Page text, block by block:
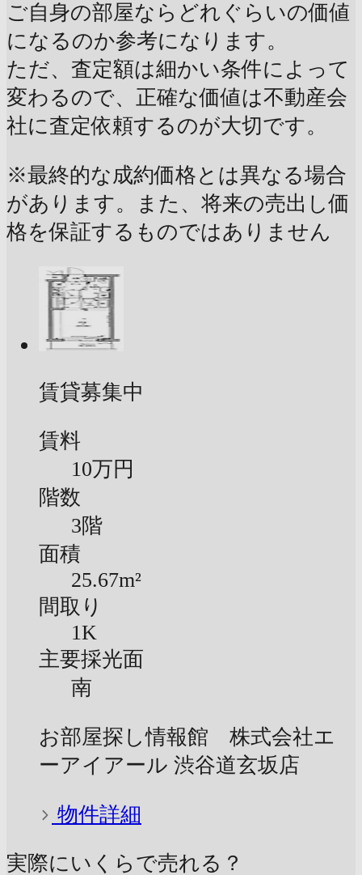
ご自身の部屋ならどれぐらいの価値
になるのか参考になります。
ただ、査定額は細かい条件によって
変わるので、正確な価値は不動産会
社に査定依頼するのが大切です。
※最終的な成約価格とは異なる場合
があります。また、将来の売出し価
格を保証するものではありません
賃貸募集中
賃料
10万円
階数
3階
面積
25.67m²
間取り
1K
主要採光面
南
お部屋探し情報館 株式会社エ
ーアイアール 渋谷道玄坂店
物件詳細
実際にいくらで売れる？